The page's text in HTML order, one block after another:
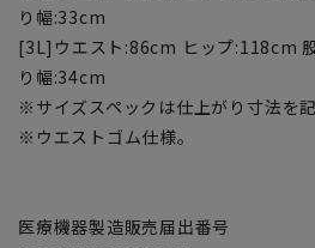
り幅:33cm
[3L]ウエスト:86cm ヒップ:118cm
り幅:34cm
※サイズスペックは仕上がり寸法を記
※ウエストゴム仕様。
医療機器製造販売届出番号